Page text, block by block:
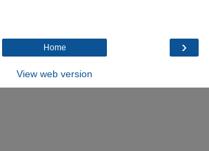
›
Home
View web version